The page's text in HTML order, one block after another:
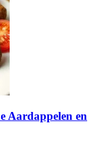
Aardappelen en